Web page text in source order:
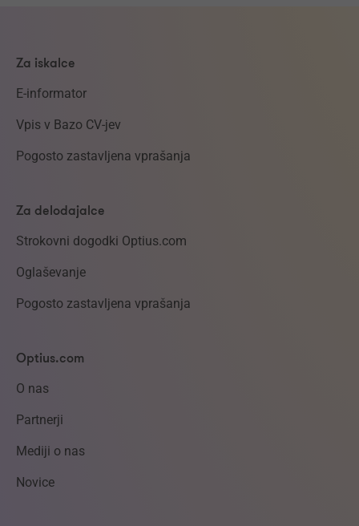
Za iskalce
E-informator
Vpis v Bazo CV-jev
Pogosto zastavljena vprašanja
Za delodajalce
Strokovni dogodki Optius.com
Oglaševanje
Pogosto zastavljena vprašanja
Optius.com
O nas
Partnerji
Mediji o nas
Novice